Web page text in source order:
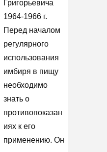
Григорьевича
1964-1966 г.
Перед началом
регулярного
использования
имбиря в пищу
необходимо
знать о
противопоказан
иях к его
применению. Он